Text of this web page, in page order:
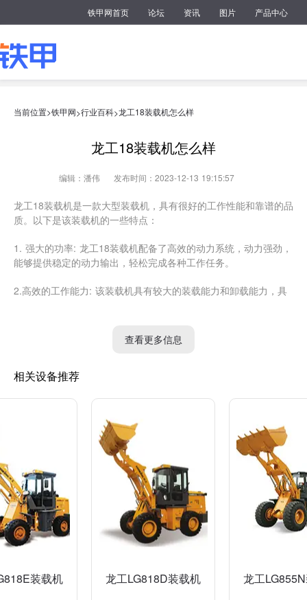
铁甲网首页 论坛 资讯 图片 产品中心
当前位置>铁甲网>行业百科>龙工18装载机怎么样
龙工18装载机怎么样
编辑：潘伟 发布时间：2023-12-13 19:15:57
龙工18装载机是一款大型装载机，具有很好的工作性能和靠谱的品
质。以下是该装载机的一些特点：
1. 强大的功率: 龙工18装载机配备了高效的动力系统，动力强劲，
能够提供稳定的动力输出，轻松完成各种工作任务。
2.高效的工作能力: 该装载机具有较大的装载能力和卸载能力，具
3. 灵活的操作性能: 该装载机配备了先进的液压操控系统，操作简
便灵活，能够轻松应对各类工作环境和工况，提高工作效率。
4. 舒适的驾驶室设计: 龙工18装载机的驾驶室设计人性化，配备了
综上所述，龙工18装载机具备强大的工作能力、高效的操作性能和
舒适的驾驶体验，是一款值得考虑的优秀装载机产品。
查看更多信息
相关设备推荐
装载机 龙工LG818D装载机 龙工